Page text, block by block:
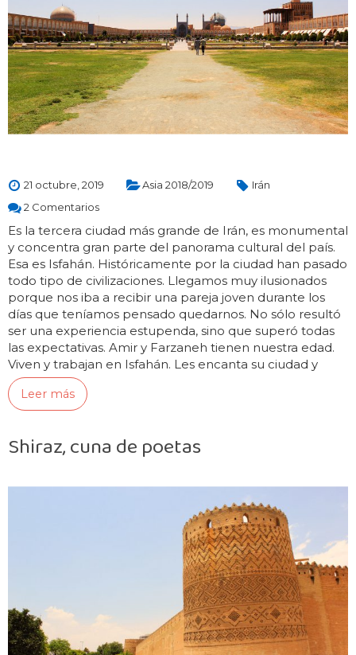
21 octubre, 2019 Asia 2018/2019
Irán
2 Comentarios
Es la tercera ciudad más grande de Irán, es monumental
y concentra gran parte del panorama cultural del país.
Esa es Isfahán. Históricamente por la ciudad han pasado
todo tipo de civilizaciones. Llegamos muy ilusionados
porque nos iba a recibir una pareja joven durante los
días que teníamos pensado quedarnos. No sólo resultó
ser una experiencia estupenda, sino que superó todas
las expectativas. Amir y Farzaneh tienen nuestra edad.
Viven y trabajan en Isfahán. Les encanta su ciudad y
están…
Leer más
Shiraz, cuna de poetas